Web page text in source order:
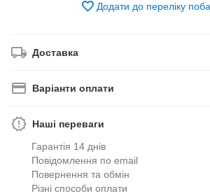
Додати до переліку
Доставка
Варіанти оплати
Наші переваги
Гарантія 14 днів
Повідомлення по email
Повернення та обмін
Різні способи оплати